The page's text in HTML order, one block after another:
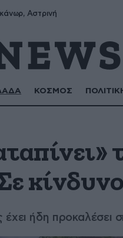
Αστρινή
ΚΟΣΜΟΣ
ήδη προκαλέσει